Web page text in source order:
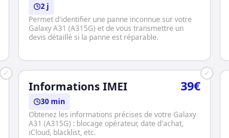
2 j
Permet d'identifier une panne inconnue sur votre
Galaxy A31 (A315G) et de vous transmettre un
devis détaillé si la panne est réparable.
✓ ✓
Informations IMEI 39€
30 min
Obtenez les informations précises de votre Galaxy
A31 (A315G) : blocage opérateur, date d'achat,
iCloud, blacklist, etc.